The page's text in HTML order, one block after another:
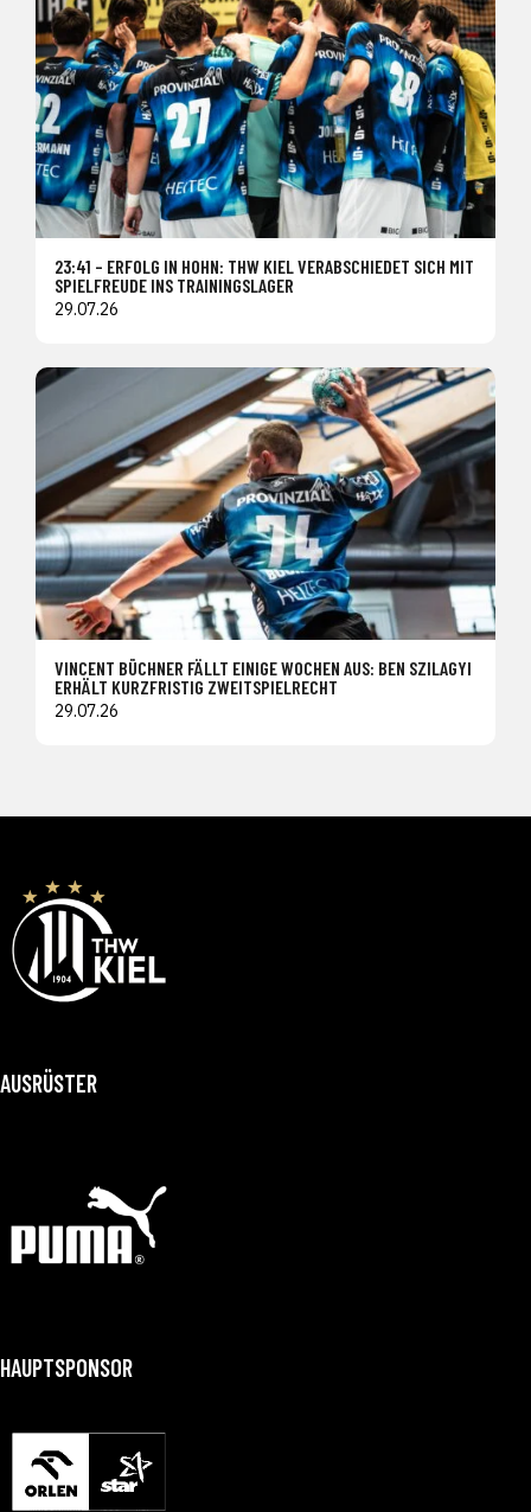
23:41 – ERFOLG IN HOHN: THW KIEL VERABSCHIEDET SICH MIT
SPIELFREUDE INS TRAININGSLAGER
29.07.26
VINCENT BÜCHNER FÄLLT EINIGE WOCHEN AUS: BEN SZILAGYI
ERHÄLT KURZFRISTIG ZWEITSPIELRECHT
29.07.26
AUSRÜSTER
HAUPTSPONSOR